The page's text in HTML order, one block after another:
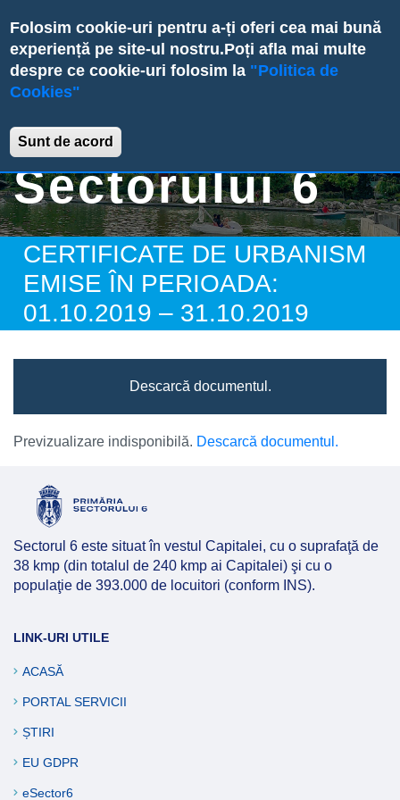
Folosim cookie-uri pentru a-ți oferi cea mai bună
experiență pe site-ul nostru.Poți afla mai multe
despre ce cookie-uri folosim la "Politica de
Cookies"
Sunt de acord
to
main
content
Primăria
Sectorului 6
CERTIFICATE DE URBANISM
EMISE ÎN PERIOADA:
01.10.2019 – 31.10.2019
Descarcă documentul.
Previzualizare indisponibilă. Descarcă documentul.
Sectorul 6 este situat în vestul Capitalei, cu o suprafaţă de
38 kmp (din totalul de 240 kmp ai Capitalei) şi cu o
populaţie de 393.000 de locuitori (conform INS).
LINK-URI UTILE
ACASĂ
PORTAL SERVICII
ȘTIRI
EU GDPR
eSector6